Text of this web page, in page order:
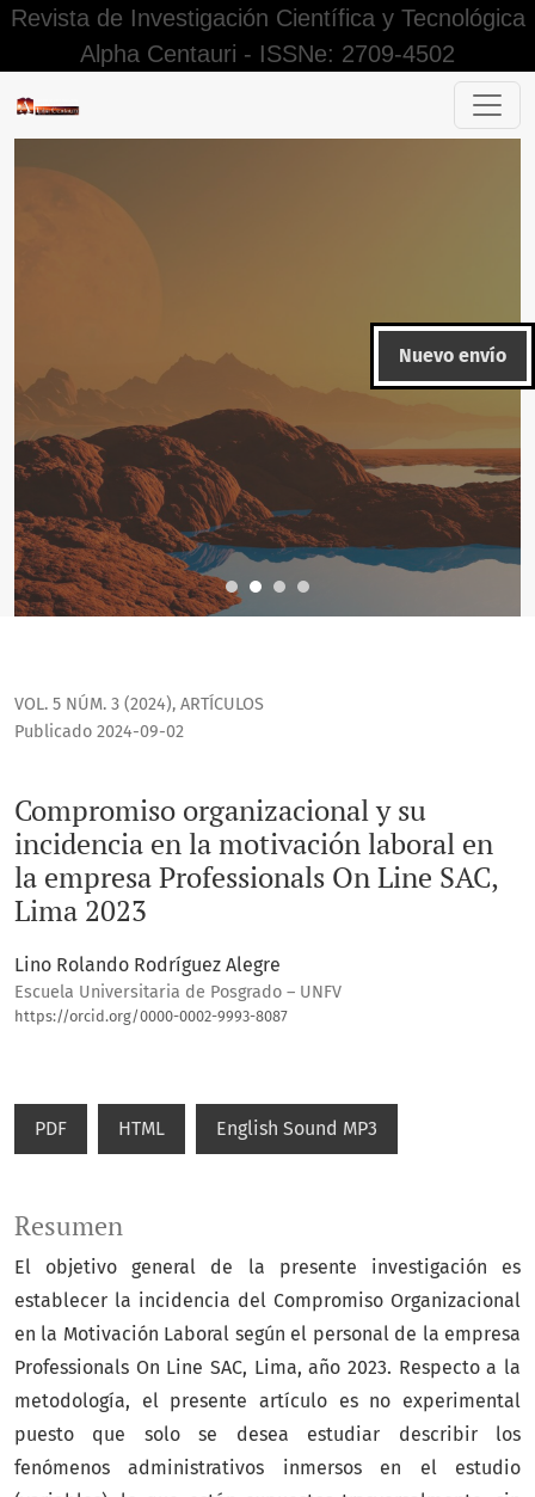
Revista de Investigación Científica y Tecnológica
Alpha Centauri - ISSNe: 2709-4502
Compromiso organizacional y su incidencia en la
Nuevo envío
VOL. 5 NÚM. 3 (2024), ARTÍCULOS
Compromiso organizacional y su
incidencia en la motivación laboral en
la empresa Professionals On Line SAC,
Lima 2023
Publicado 2024-09-02
Lino Rolando Rodríguez Alegre
Escuela Universitaria de Posgrado – UNFV
https://orcid.org/0000-0002-9993-8087
PDF HTML English Sound MP3
Resumen
El objetivo general de la presente investigación es
establecer la incidencia del Compromiso Organizacional
en la Motivación Laboral según el personal de la empresa
Professionals On Line SAC, Lima, año 2023. Respecto a la
metodología, el presente artículo es no experimental
puesto que solo se desea estudiar describir los
fenómenos administrativos inmersos en el estudio